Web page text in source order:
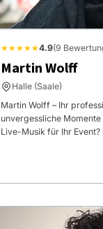
★★★★★4.9(9
Martin Wolff
Halle (Saale)
Martin Wolff – Ihr
unvergessliche
Live-Musik für Ihr